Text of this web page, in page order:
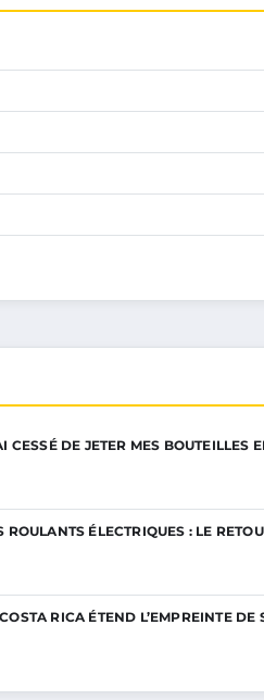
CESSÉ DE JETER MES BOUTEILLES
ROULANTS ÉLECTRIQUES : LE
RICA ÉTEND L’EMPREINTE DE